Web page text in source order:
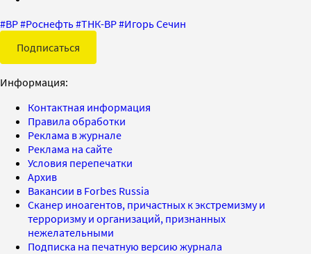
#BP#Роснефть#ТНК-BP#Игорь Сечин
Подписаться
Информация:
Контактная информация
Правила обработки
Реклама в журнале
Реклама на сайте
Условия перепечатки
Архив
Вакансии в Forbes Russia
Сканер иноагентов, причастных к экстремизму и
терроризму и организаций, признанных
нежелательными
Подписка на печатную версию журнала